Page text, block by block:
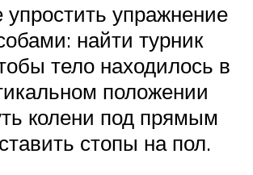
упражнение
найти турник
тело находилось в
положении
колени под прямым
стопы на пол.